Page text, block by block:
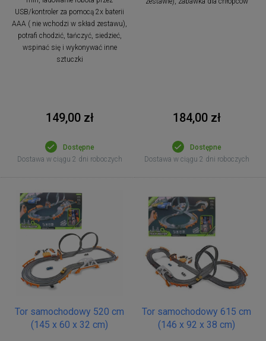
USB/kontroler za pomocą 2x baterii
AAA ( nie wchodzi w skład zestawu),
potrafi chodzić, tańczyć, siedzieć,
wspinać się i wykonywać inne
sztuczki
149,00 zł
Dostępne
Dostawa w ciągu 2 dni roboczych
184,00 zł
Dostępne
Dostawa w ciągu 2 dni roboczych
Tor samochodowy 520 cm
(145 x 60 x 32 cm)
Tor samochodowy 615 cm
(146 x 92 x 38 cm)